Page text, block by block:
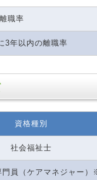
離職率
3年以内の離職率
資格種別
社会福祉士
門員（ケアマネジャー）